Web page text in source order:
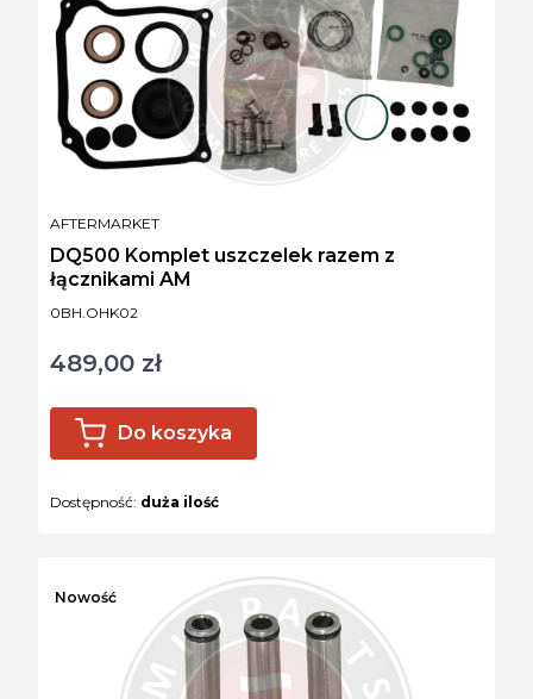
Kod produktu
0BH.OHK02
DQ500 Komplet uszczelek razem z
łącznikami AM
PRODUCENT
AFTERMARKET
Cena
489,00 zł
Do koszyka
Dostępność: duża ilość
Nowość